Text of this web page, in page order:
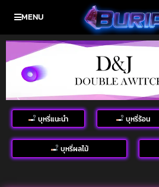
MENU
บุหรี่แนะนำ บุหรี่ร้อน
บุหรี่ผลไม้